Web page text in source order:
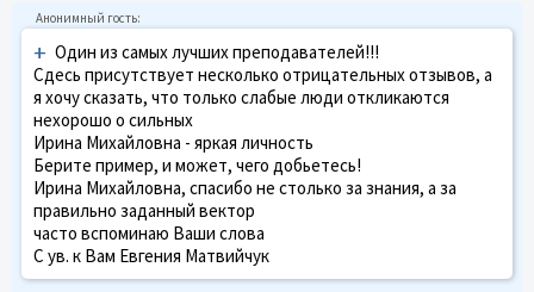
+ Один из самых лучших преподавателей!!!
Сдесь присутствует несколько отрицательных отзывов, а
я хочу сказать, что только слабые люди откликаются
нехорошо о сильных
Ирина Михайловна - яркая личность
Берите пример, и может, чего добьетесь!
Ирина Михайловна, спасибо не столько за знания, а за
правильно заданный вектор
часто вспоминаю Ваши слова
С ув. к Вам Евгения Матвийчук